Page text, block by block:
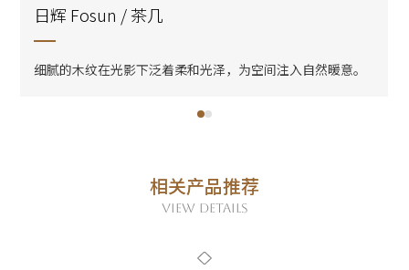
日辉 Fosun / 茶几
细腻的木纹在光影下泛着柔和光泽，为空间注入自然暖意。
相关产品推荐
VIEW DETAILS